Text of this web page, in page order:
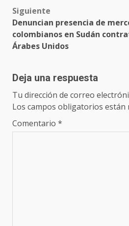
Siguiente
Denuncian presencia de
colombianos en Sudán
Árabes Unidos
Deja una respuesta
Tu dirección de correo
Los campos obligatorios están
Comentario *